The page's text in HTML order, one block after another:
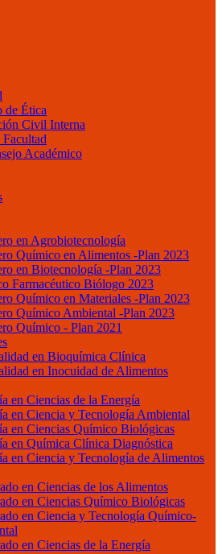
de Ética
Civil Interna
Académico
en Agrobiotecnología
Químico en Alimentos -Plan 2023
en Biotecnología -Plan 2023
Farmacéutico Biólogo 2023
Químico en Materiales -Plan 2023
Químico Ambiental -Plan 2023
Químico - Plan 2021
en Bioquímica Clínica
en Inocuidad de Alimentos
en Ciencias de la Energía
en Ciencia y Tecnología Ambiental
en Ciencias Químico Biológicas
en Química Clínica Diagnóstica
en Ciencia y Tecnología de Alimentos
en Ciencias de los Alimentos
en Ciencias Químico Biológicas
en Ciencia y Tecnología Químico-
en Ciencias de la Energía